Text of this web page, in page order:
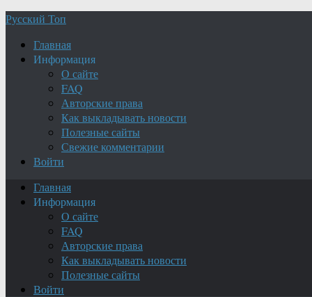
Русский Топ
Главная
Информация
О сайте
FAQ
Авторские права
Как выкладывать новости
Полезные сайты
Свежие комментарии
Войти
Главная
Информация
О сайте
FAQ
Авторские права
Как выкладывать новости
Полезные сайты
Войти